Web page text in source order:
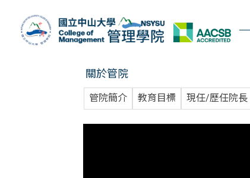
關於管院
管院簡介 教育目標 現任/歷任院長